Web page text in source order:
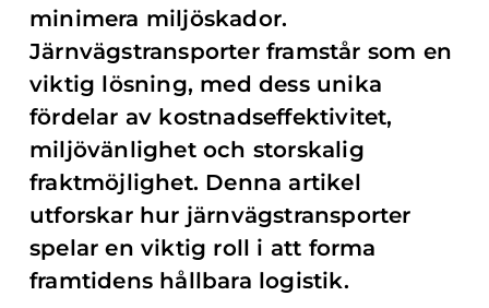
minimera miljöskador.
Järnvägstransporter framstår som en
viktig lösning, med dess unika
fördelar av kostnadseffektivitet,
miljövänlighet och storskalig
fraktmöjlighet. Denna artikel
utforskar hur järnvägstransporter
spelar en viktig roll i att forma
framtidens hållbara logistik.